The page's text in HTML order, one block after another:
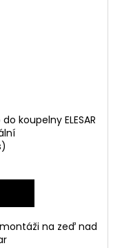
koupelny ELESAR
na zeď nad